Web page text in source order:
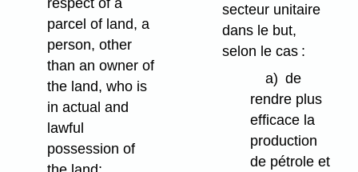
respect of a
parcel of land, a
person, other
than an owner of
the land, who is
in actual and
lawful
possession of
secteur unitaire
dans le but,
selon le cas :
a) de
rendre plus
efficace la
production
de pétrole et